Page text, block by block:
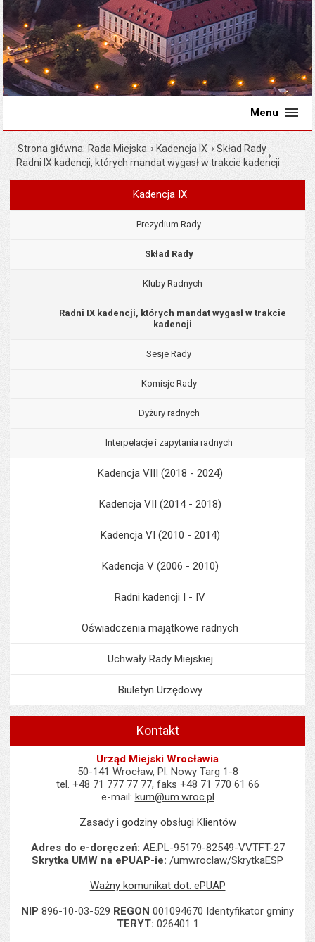
Menu
Strona główna Rada Miejska Kadencja IX
Skład Rady
Radni IX kadencji, których mandat wygasł w trakcie kadencji
Menu
Kadencja IX
Prezydium Rady
Skład Rady
Kluby Radnych
Radni IX kadencji, których mandat wygasł w trakcie
kadencji
Sesje Rady
Komisje Rady
Dyżury radnych
Interpelacje i zapytania radnych
Kadencja VIII (2018 - 2024)
Kadencja VII (2014 - 2018)
Kadencja VI (2010 - 2014)
Kadencja V (2006 - 2010)
Radni kadencji I - IV
Oświadczenia majątkowe radnych
Uchwały Rady Miejskiej
Biuletyn Urzędowy
Kontakt
Urząd Miejski Wrocławia
50-141 Wrocław, Pl. Nowy Targ 1-8
tel. +48 71 777 77 77, faks +48 71 770 61 66
e-mail: kum@um.wroc.pl
Zasady i godziny obsługi Klientów
Adres do e-doręczeń: AE:PL-95179-82549-VVTFT-27
Skrytka UMW na ePUAP-ie: /umwroclaw/SkrytkaESP
Ważny komunikat dot. ePUAP
NIP 896-10-03-529 REGON 001094670 Identyfikator gminy
TERYT: 026401 1